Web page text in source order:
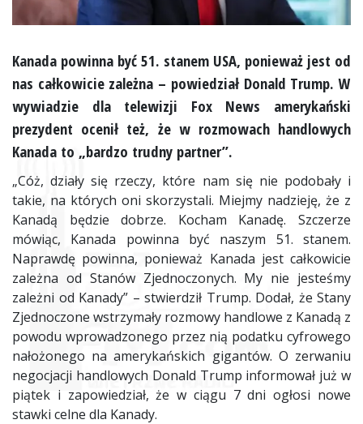
Kanada powinna być 51. stanem USA, ponieważ jest od
nas całkowicie zależna – powiedział Donald Trump. W
wywiadzie dla telewizji Fox News amerykański
prezydent ocenił też, że w rozmowach handlowych
Kanada to „bardzo trudny partner”.
„Cóż, działy się rzeczy, które nam się nie podobały i
takie, na których oni skorzystali. Miejmy nadzieję, że z
Kanadą będzie dobrze. Kocham Kanadę. Szczerze
mówiąc, Kanada powinna być naszym 51. stanem.
Naprawdę powinna, ponieważ Kanada jest całkowicie
zależna od Stanów Zjednoczonych. My nie jesteśmy
zależni od Kanady” – stwierdził Trump. Dodał, że Stany
Zjednoczone wstrzymały rozmowy handlowe z Kanadą z
powodu wprowadzonego przez nią podatku cyfrowego
nałożonego na amerykańskich gigantów. O zerwaniu
negocjacji handlowych Donald Trump informował już w
piątek i zapowiedział, że w ciągu 7 dni ogłosi nowe
stawki celne dla Kanady.